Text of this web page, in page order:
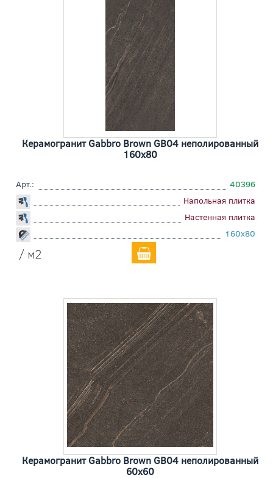
Керамогранит Gabbro Brown GB04 неполированный
160x80
Арт.:
40396
Напольная плитка
Настенная плитка
160x80
/ м2
Керамогранит Gabbro Brown GB04 неполированный
60x60